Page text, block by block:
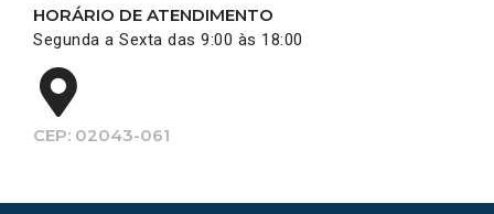
HORÁRIO DE ATENDIMENTO
Segunda a Sexta das 9:00 às 18:00
CEP: 02043-061